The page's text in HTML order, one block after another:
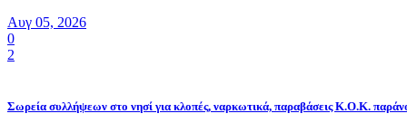
Αυγ 05, 2026
0
2
Σωρεία συλλήψεων στο νησί για κλοπές, ναρκωτικά, παραβάσεις Κ.Ο.Κ.